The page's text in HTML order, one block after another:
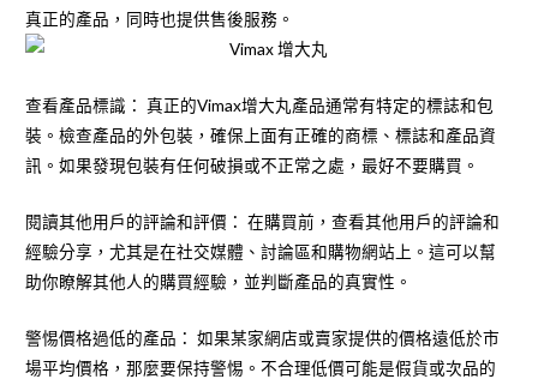
真正的產品，同時也提供售後服務。
查看產品標識： 真正的Vimax增大丸產品通常有特定的標誌和包
裝。檢查產品的外包裝，確保上面有正確的商標、標誌和產品資
訊。如果發現包裝有任何破損或不正常之處，最好不要購買。
閱讀其他用戶的評論和評價： 在購買前，查看其他用戶的評論和
經驗分享，尤其是在社交媒體、討論區和購物網站上。這可以幫
助你瞭解其他人的購買經驗，並判斷產品的真實性。
警惕價格過低的產品： 如果某家網店或賣家提供的價格遠低於市
場平均價格，那麼要保持警惕。不合理低價可能是假貨或次品的